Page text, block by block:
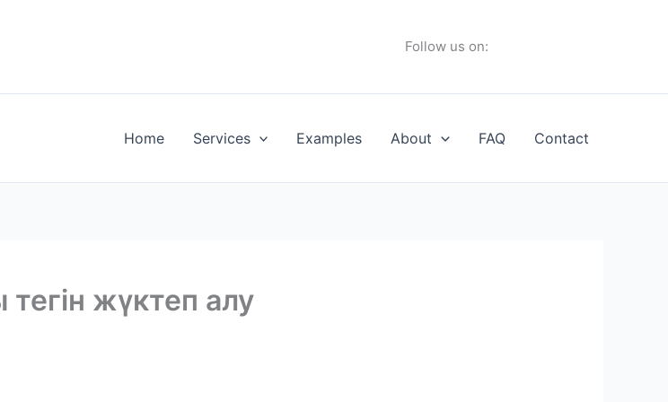
Follow us on:
Home Services Examples About FAQ Contact
жүктеп алу